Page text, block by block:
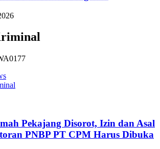
Pekajang Disorot, Izin dan Asal
PNBP PT CPM Harus Dibuka